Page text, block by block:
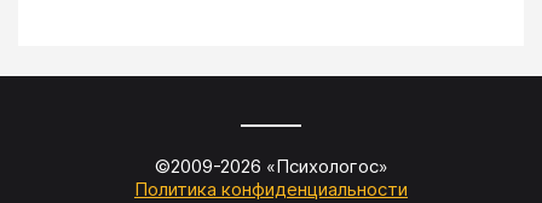
©2009-2026 «Психологос»
Политика конфиденциальности